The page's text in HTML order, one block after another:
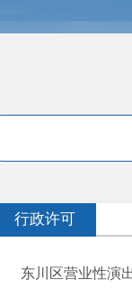
行政许可
东川区营业性演